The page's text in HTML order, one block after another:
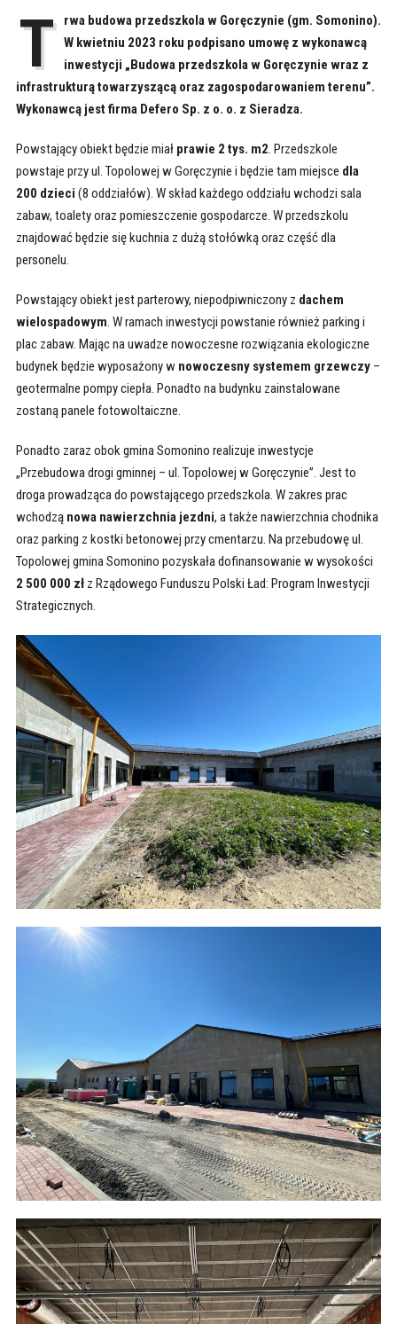
T
rwa budowa przedszkola w Goręczynie (gm. Somonino).
W kwietniu 2023 roku podpisano umowę z wykonawcą
inwestycji „Budowa przedszkola w Goręczynie wraz z
infrastrukturą towarzyszącą oraz zagospodarowaniem terenu”.
Wykonawcą jest firma Defero Sp. z o. o. z Sieradza.
Powstający obiekt będzie miałprawie 2 tys. m2. Przedszkole
powstaje przy ul. Topolowej w Goręczynie i będzie tam miejsce dla
200 dzieci (8 oddziałów). W skład każdego oddziału wchodzi sala
zabaw, toalety oraz pomieszczenie gospodarcze. W przedszkolu
znajdować będzie się kuchnia z dużą stołówką oraz część dla
personelu.
Powstający obiekt jest parterowy, niepodpiwniczony z dachem
wielospadowym. W ramach inwestycji powstanie również parking i
plac zabaw. Mając na uwadze nowoczesne rozwiązania ekologiczne
budynek będzie wyposażony w nowoczesny systemem grzewczy–
geotermalne pompy ciepła. Ponadto na budynku zainstalowane
zostaną panele fotowoltaiczne.
Ponadto zaraz obok gmina Somonino realizuje inwestycje
„Przebudowa drogi gminnej – ul. Topolowej w Goręczynie”. Jest to
droga prowadząca do powstającego przedszkola. W zakres prac
wchodzą nowa nawierzchnia jezdni, a także nawierzchnia chodnika
oraz parking z kostki betonowej przy cmentarzu. Na przebudowę ul.
Topolowej gmina Somonino pozyskała dofinansowanie w wysokości
2 500 000 złz Rządowego Funduszu Polski Ład: Program Inwestycji
Strategicznych.